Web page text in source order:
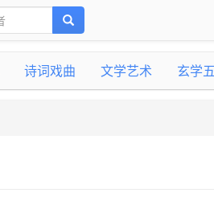
诗词戏曲 文学艺术 玄学